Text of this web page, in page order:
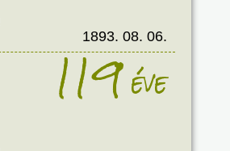
1893. 08. 06.
119éve